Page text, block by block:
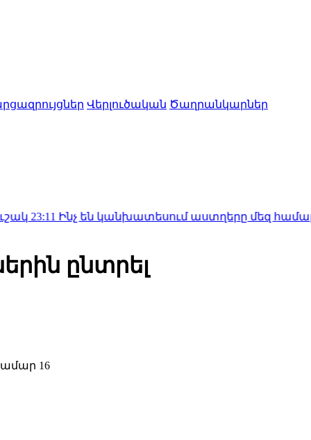
Վերլուծական Ծաղրանկարներ
են կանխատեսում աստղերը մեզ համար.
ընտրել